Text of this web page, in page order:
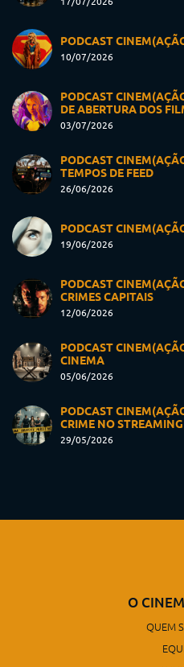
PODCAST
10/07/2026
PODCAST
DE ABERTURA DOS
03/07/2026
PODCAST
TEMPOS DE FEED
26/06/2026
PODCAST
19/06/2026
PODCAST
CRIMES CAPITAIS
12/06/2026
PODCAST
CINEMA
05/06/2026
PODCAST
CRIME NO STREAMING
29/05/2026
O
QUEM